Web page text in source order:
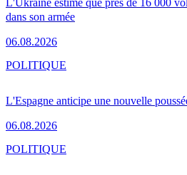
L'Ukraine estime que près de 16 000
dans son armée
06.08.2026
L'Espagne anticipe une nouvelle
06.08.2026
POLITIQUE
POLITIQUE